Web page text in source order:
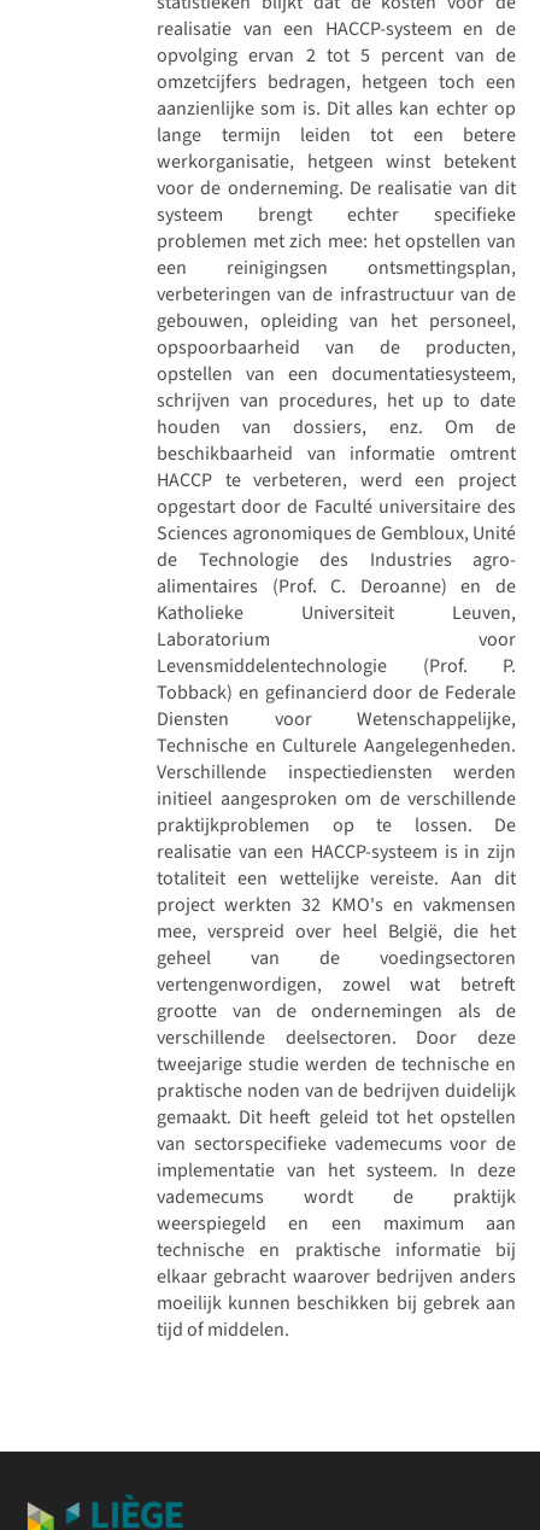
realisatie van een HACCP-systeem en de
opvolging ervan 2 tot 5 percent van de
omzetcijfers bedragen, hetgeen toch een
aanzienlijke som is. Dit alles kan echter op
lange termijn leiden tot een betere
werkorganisatie, hetgeen winst betekent
voor de onderneming. De realisatie van dit
systeem brengt echter specifieke
problemen met zich mee: het opstellen van
een reinigingsen ontsmettingsplan,
verbeteringen van de infrastructuur van de
gebouwen, opleiding van het personeel,
opspoorbaarheid van de producten,
opstellen van een documentatiesysteem,
schrijven van procedures, het up to date
houden van dossiers, enz. Om de
beschikbaarheid van informatie omtrent
HACCP te verbeteren, werd een project
opgestart door de Faculté universitaire des
Sciences agronomiques de Gembloux, Unité
de Technologie des Industries agro-
alimentaires (Prof. C. Deroanne) en de
Katholieke Universiteit Leuven,
Laboratorium voor
Levensmiddelentechnologie (Prof. P.
Tobback) en gefinancierd door de Federale
Diensten voor Wetenschappelijke,
Technische en Culturele Aangelegenheden.
Verschillende inspectiediensten werden
initieel aangesproken om de verschillende
praktijkproblemen op te lossen. De
realisatie van een HACCP-systeem is in zijn
totaliteit een wettelijke vereiste. Aan dit
project werkten 32 KMO's en vakmensen
mee, verspreid over heel België, die het
geheel van de voedingsectoren
vertengenwordigen, zowel wat betreft
grootte van de ondernemingen als de
verschillende deelsectoren. Door deze
tweejarige studie werden de technische en
praktische noden van de bedrijven duidelijk
gemaakt. Dit heeft geleid tot het opstellen
van sectorspecifieke vademecums voor de
implementatie van het systeem. In deze
vademecums wordt de praktijk
weerspiegeld en een maximum aan
technische en praktische informatie bij
elkaar gebracht waarover bedrijven anders
moeilijk kunnen beschikken bij gebrek aan
tijd of middelen.